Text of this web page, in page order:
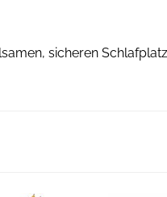
sicheren